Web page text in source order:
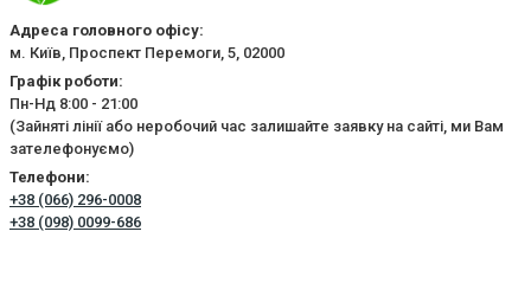
Адреса головного офісу:
м. Київ, Проспект Перемоги, 5, 02000
Графік роботи:
Пн-Нд 8:00 - 21:00
(Зайняті лінії або неробочий час залишайте заявку на сайті, ми Вам
зателефонуємо)
Телефони:
+38 (066) 296-0008
+38 (098) 0099-686